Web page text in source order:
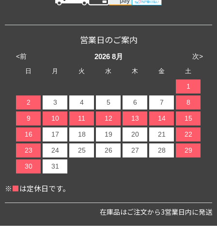
営業日のご案内
<前 次>
2026 8月
日 月 火 水 木 金 土
1
2 3 4 5 6 7 8
9 10 11 12 13 14 15
16 17 18 19 20 21 22
23 24 25 26 27 28 29
30 31
※■は定休日です。
在庫品はご注文から3営業日内に発送